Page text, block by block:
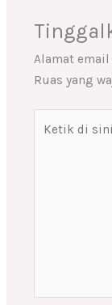
Alamat
Ruas yang